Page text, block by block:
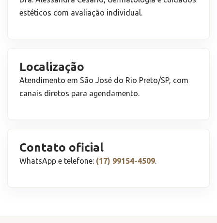
estéticos com avaliação individual.
Localização
Atendimento em São José do Rio Preto/SP, com
canais diretos para agendamento.
Contato oficial
WhatsApp e telefone: (17) 99154-4509.